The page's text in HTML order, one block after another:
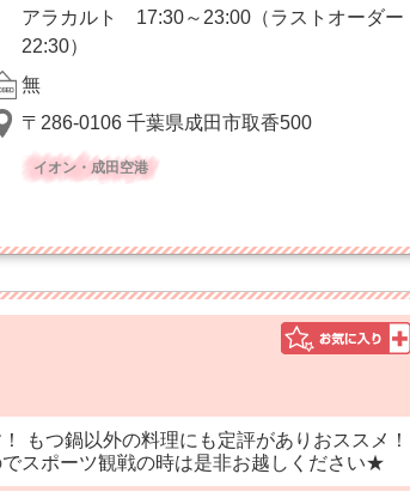
アラカルト 17:30～23:00（ラストオーダー
22:30）
無
〒286-0106 千葉県成田市取香500
イオン・成田空港
もつ鍋以外の料理にも定評がありおススメ！
スポーツ観戦の時は是非お越しください★